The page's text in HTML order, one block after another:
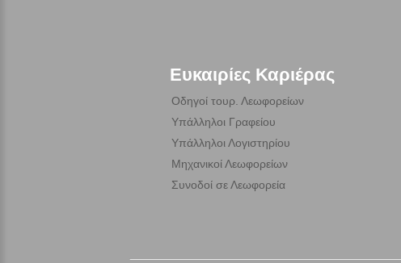
Ευκαιρίες Καριέρας
Οδηγοί τουρ. Λεωφορείων
Υπάλληλοι Γραφείου
Υπάλληλοι Λογιστηρίου
Μηχανικοί Λεωφορείων
Συνοδοί σε Λεωφορεία